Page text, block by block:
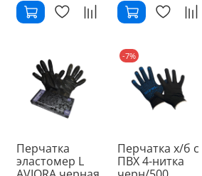
Перчатка
эластомер L
-7%
Перчатка х/б с
ПВХ 4-нитка